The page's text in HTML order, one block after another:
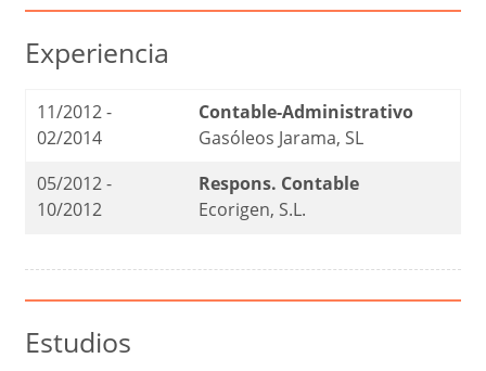
Experiencia
11/2012 -
02/2014
Contable-Administrativo
Gasóleos Jarama, SL
05/2012 -
10/2012
Respons. Contable
Ecorigen, S.L.
Estudios